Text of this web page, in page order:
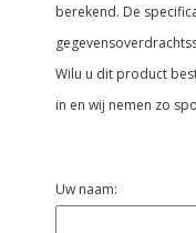
berekend. De
Wilu u dit product
in en wij nemen zo
Uw naam: